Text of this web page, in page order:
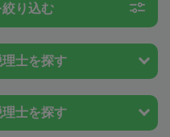
り込む
理士を探す
理士を探す